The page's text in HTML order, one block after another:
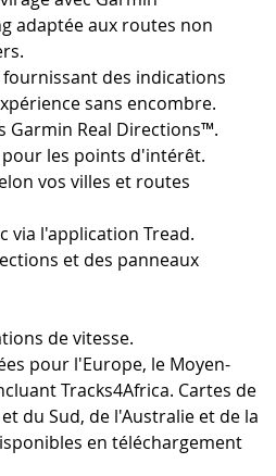
adaptée aux routes non
des indications
sans encombre.
Garmin Real Directions™.
les points d'intérêt.
vos villes et routes
via l'application Tread.
et des panneaux
de vitesse.
pour l'Europe, le Moyen-
Tracks4Africa. Cartes de
du Sud, de l'Australie et de la
en téléchargement